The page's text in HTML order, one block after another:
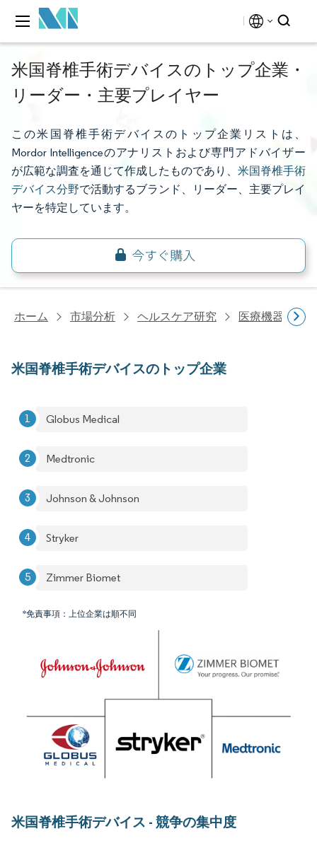
米国脊椎手術デバイスのトップ企業・
リーダー・主要プレイヤー
この米国脊椎手術デバイスのトップ企業リストは、
Mordor Intelligenceのアナリストおよび専門アドバイザー
が広範な調査を通じて作成したものであり、 米国脊椎手術
デバイス分野で活動するブランド、リーダー、主要プレイ
ヤーを特定しています。
ホーム 市場分析 ヘルスケア研究 医療機器研究
米国脊椎手術デバイスのトップ企業
Globus Medical
Medtronic
Johnson & Johnson
Stryker
Zimmer Biomet
*免責事項：上位企業は順不同
米国脊椎手術デバイス - 競争の集中度